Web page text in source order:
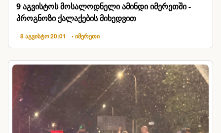
9 აგვისტოს მოსალოდნელი ამინდი იმერეთში -
პროგნოზი ქალაქების მიხედვით
8 აგვისტო 20:01 • იმერეთი